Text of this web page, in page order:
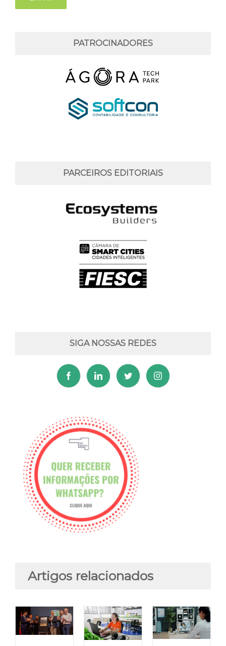
PATROCINADORES
PARCEIROS EDITORIAIS
SIGA NOSSAS REDES
Artigos relacionados